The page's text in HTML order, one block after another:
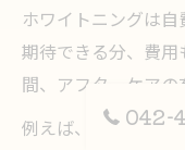
ホワイトニングは
期待できる分、費用
間、アフターケア
例えば、短期間で
042-